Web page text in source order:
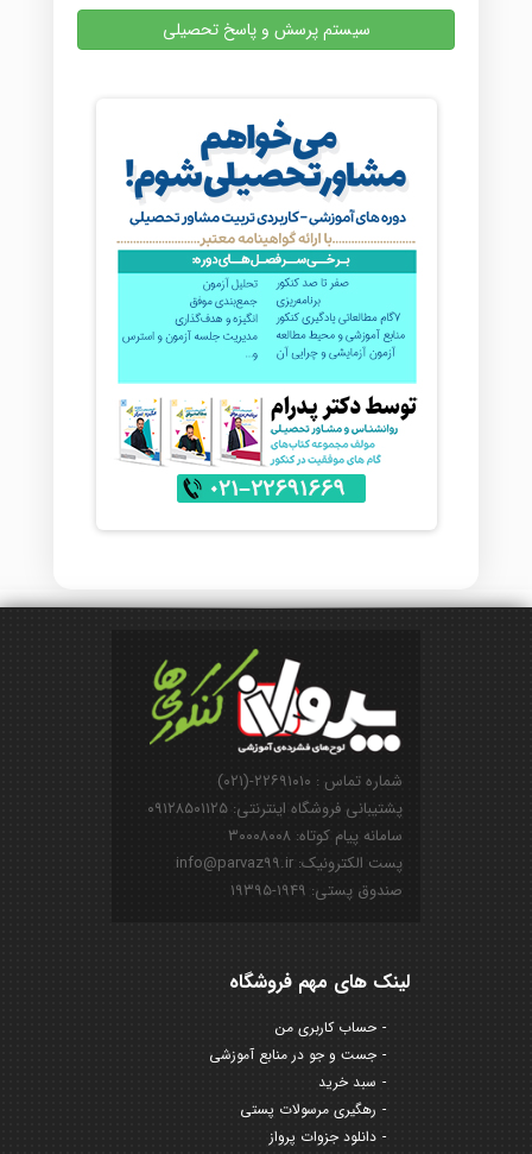
سیستم پرسش و پاسخ تحصیلی
شماره تماس : ۲۲۶۹۱۰۱۰-(۰۲۱)
پشتیبانی فروشگاه اینترنتی: ۰۹۱۲۸۵۰۱۱۲۵
سامانه پیام کوتاه: ۳۰۰۰۸۰۰۸
پست الکترونیک: info@parvaz99.ir
صندوق پستی: ۱۹۴۹-۱۹۳۹۵
لینک های مهم فروشگاه
حساب کاربری من
جست و جو در منابع آموزشی
سبد خرید
رهگیری مرسولات پستی
دانلود جزوات پرواز